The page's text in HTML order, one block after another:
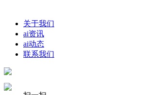
关于我们
ai资讯
ai动态
联系我们